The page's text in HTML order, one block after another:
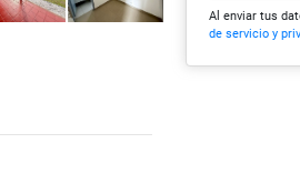
Al enviar tus
de servicio y